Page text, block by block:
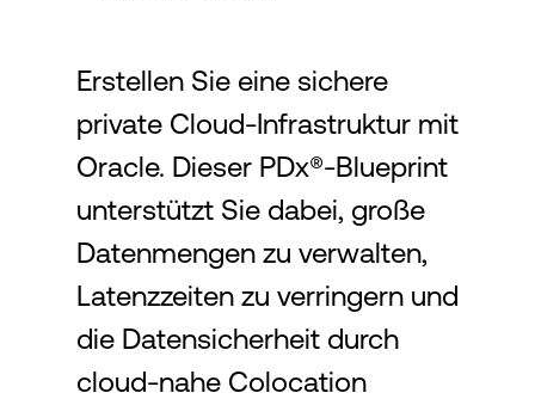
Login
Erstellen Sie eine sichere
private Cloud-Infrastruktur mit
Oracle. Dieser PDx®-Blueprint
unterstützt Sie dabei, große
Datenmengen zu verwalten,
Latenzzeiten zu verringern und
die Datensicherheit durch
cloud-nahe Colocation